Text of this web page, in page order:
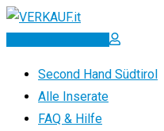
Zum
Inserat erstellen
Second Hand Südtirol
Alle Inserate
FAQ & Hilfe